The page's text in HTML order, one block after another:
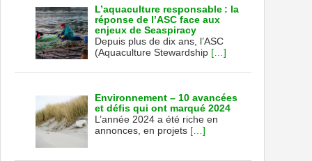
L’aquaculture responsable : la
réponse de l’ASC face aux
enjeux de Seaspiracy
Depuis plus de dix ans, l’ASC
(Aquaculture Stewardship […]
Environnement – 10 avancées
et défis qui ont marqué 2024
L’année 2024 a été riche en
annonces, en projets […]